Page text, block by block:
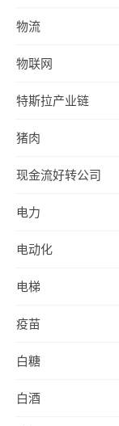
物流
物联网
特斯拉产业链
猪肉
现金流好转公司
电力
电动化
电梯
疫苗
白糖
白酒